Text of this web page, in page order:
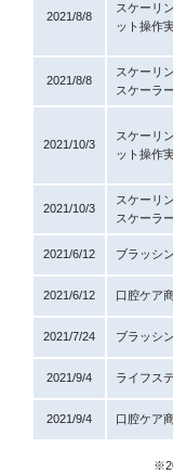
2021/8/8
スケーリ
ット操作
2021/8/8
スケーリ
スケーラ
2021/10/3
スケーリ
ット操作
2021/10/3
スケーリ
スケーラ
2021/6/12 ブラッシ
2021/6/12 口腔ケア
2021/7/24 ブラッシ
2021/9/4 ライフス
2021/9/4 口腔ケア